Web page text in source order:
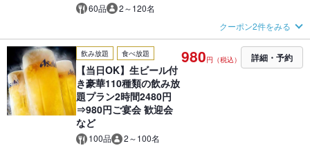
60品 2～120名
クーポン2件をみる
飲み放題 食べ放題
【当日OK】生ビール付
き豪華110種類の飲み放
題プラン2時間2480円
⇒980円ご宴会 歓迎会
など
100品 2～100名
980円（税込） 詳細・予約